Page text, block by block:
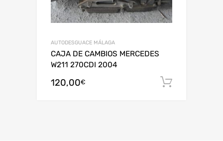
AUTODESGUACE MÁLAGA
CAJA DE CAMBIOS MERCEDES
W211 270CDI 2004
120,00€